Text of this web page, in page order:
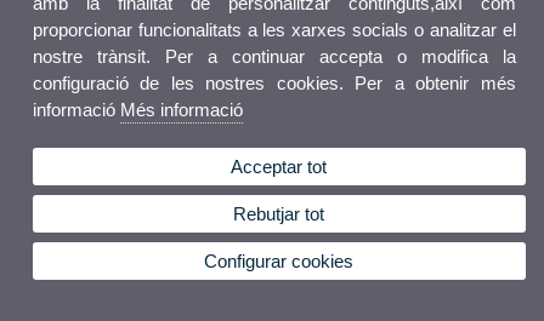
proporcionar funcionalitats a les xarxes socials o analitzar el
nostre trànsit. Per a continuar accepta o modifica la
configuració de les nostres cookies. Per a obtenir més
informació Més informació
Acceptar tot
Rebutjar tot
Configurar cookies